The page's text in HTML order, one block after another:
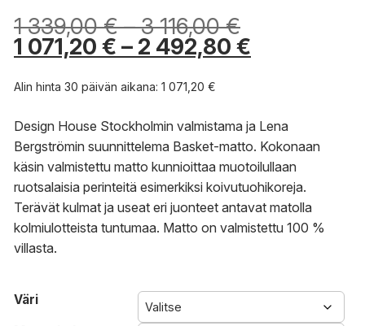
1 339,00€ – 3 116,00€Hintaluokka:
1
339,00 €
116,00 €
1 071,20 € – 2 492,80 €
1
2
492,80 €
Alin hinta 30 päivän aikana: 1 071,20 €
Design House Stockholmin valmistama ja Lena
Bergströmin suunnittelema Basket-matto. Kokonaan
käsin valmistettu matto kunnioittaa muotoilullaan
ruotsalaisia perinteitä esimerkiksi koivutuohikoreja.
Terävät kulmat ja useat eri juonteet antavat matolla
kolmiulotteista tuntumaa. Matto on valmistettu 100 %
villasta.
Väri